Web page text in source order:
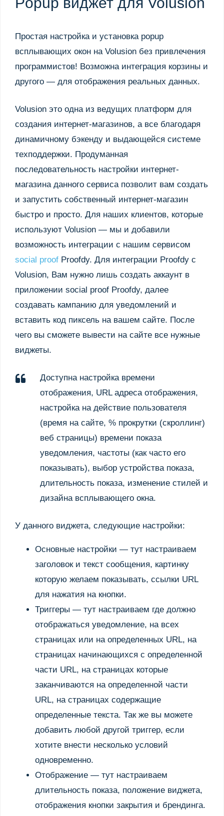
Простая настройка и установка popup
всплывающих окон на Volusion без привлечения
программистов! Возможна интеграция корзины и
другого — для отображения реальных данных.
Volusion это одна из ведущих платформ для
создания интернет-магазинов, а все благодаря
динамичному бэкенду и выдающейся системе
техподдержки. Продуманная
последовательность настройки интернет-
магазина данного сервиса позволит вам создать
и запустить собственный интернет-магазин
быстро и просто. Для наших клиентов, которые
используют Volusion — мы и добавили
возможность интеграции с нашим сервисом
social proof Proofdy. Для интеграции Proofdy с
Volusion, Вам нужно лишь создать аккаунт в
приложении social proof Proofdy, далее
создавать кампанию для уведомлений и
вставить код пиксель на вашем сайте. После
чего вы сможете вывести на сайте все нужные
виджеты.
Доступна настройка времени
отображения, URL адреса отображения,
настройка на действие пользователя
(время на сайте, % прокрутки (скроллинг)
веб страницы) времени показа
уведомления, частоты (как часто его
показывать), выбор устройства показа,
длительность показа, изменение стилей и
дизайна всплывающего окна.
У данного виджета, следующие настройки:
Основные настройки — тут настраиваем
заголовок и текст сообщения, картинку
которую желаем показывать, ссылки URL
для нажатия на кнопки.
Триггеры — тут настраиваем где должно
отображаться уведомление, на всех
страницах или на определенных URL, на
страницах начинающихся с определенной
части URL, на страницах которые
заканчиваются на определенной части
URL, на страницах содержащие
определенные текcта. Так же вы можете
добавить любой другой триггер, если
хотите внести несколько условий
одновременно.
Отображение — тут настраиваем
длительность показа, положение виджета,
отображения кнопки закрытия и брендинга.